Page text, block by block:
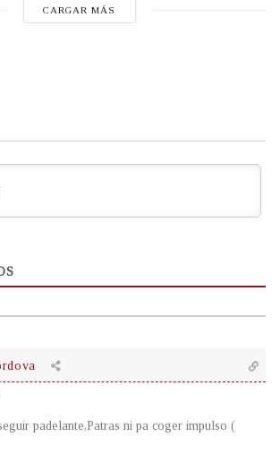
CARGAR MÁS
padelante,Patras ni pa coger impulso (